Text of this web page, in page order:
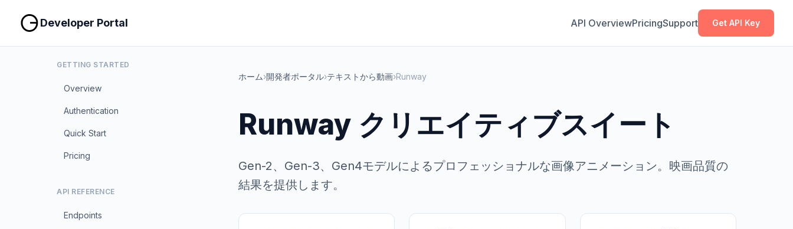
Developer Portal API OverviewPricingSupport Get API Key
GETTING STARTED
Overview
Authentication
Quick Start
Pricing
API REFERENCE
Endpoints
ホーム›開発者ポータル›テキストから動画›Runway
Runway クリエイティブスイート
Gen-2、Gen-3、Gen4モデルによるプロフェッショナルな画像アニメーション。映画品質の
結果を提供します。
コピー
コピー